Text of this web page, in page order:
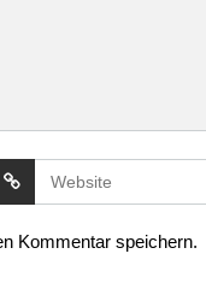
Kommentar speichern.